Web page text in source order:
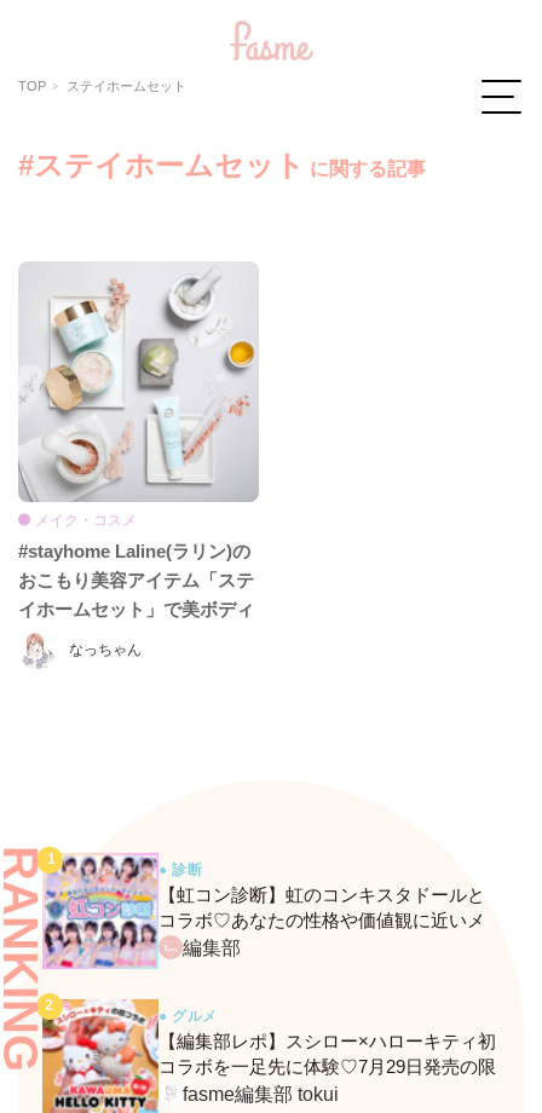
TOP ステイホームセット
#ステイホームセット に関する記事
なっちゃん
メイク・コスメ
#stayhome Laline(ラリン)の
おこもり美容アイテム「ステ
イホームセット」で美ボディ
に♡
● 診断
【虹コン診断】虹のコンキスタドールと
コラボ♡あなたの性格や価値観に近いメ
ンバーがわかる、fasmeの新診断がスター
編集部
● グルメ
【編集部レポ】スシロー×ハローキティ初
コラボを一足先に体験♡7月29日発売の限
定メニュー＆グッズをレポ！
fasme編集部 tokui